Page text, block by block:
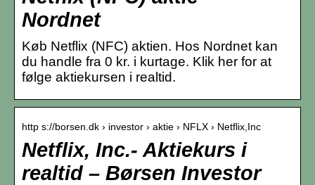
Nordnet
Køb Netflix (NFC) aktien. Hos Nordnet kan
du handle fra 0 kr. i kurtage. Klik her for at
følge aktiekursen i realtid.
http s://borsen.dk › investor › aktie › NFLX › Netflix,Inc
Netflix, Inc.- Aktiekurs i
realtid – Børsen Investor